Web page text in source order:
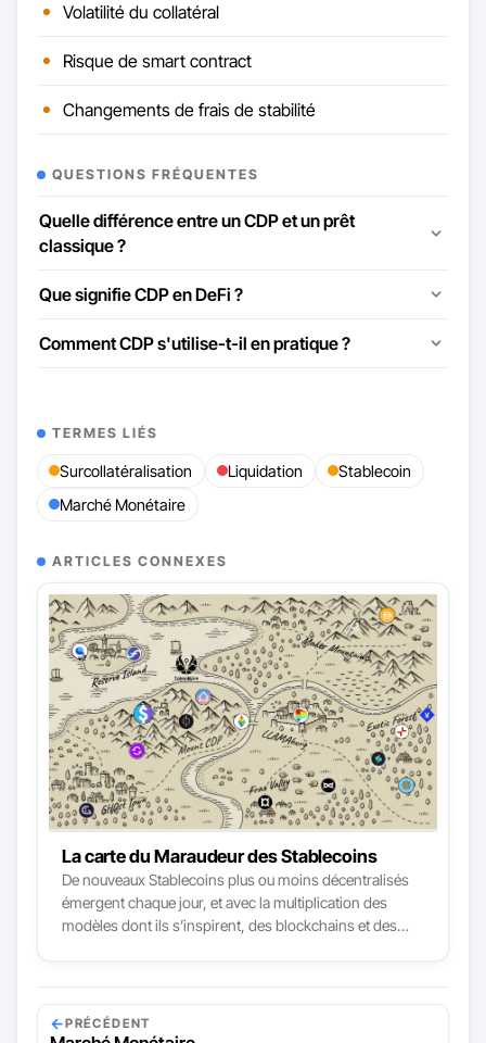
Volatilité du collatéral
Risque de smart contract
Changements de frais de stabilité
QUESTIONS FRÉQUENTES
Quelle différence entre un CDP et un prêt
classique ?
Que signifie CDP en DeFi ?
Comment CDP s'utilise-t-il en pratique ?
TERMES LIÉS
Surcollatéralisation Liquidation
Stablecoin
Marché Monétaire
ARTICLES CONNEXES
La carte du Maraudeur des Stablecoins
De nouveaux Stablecoins plus ou moins décentralisés
émergent chaque jour, et avec la multiplication des
modèles dont ils s’inspirent, des blockchains et des
modèles de Stablecoins centralisés sont les plus faciles
←PRÉCÉDENT